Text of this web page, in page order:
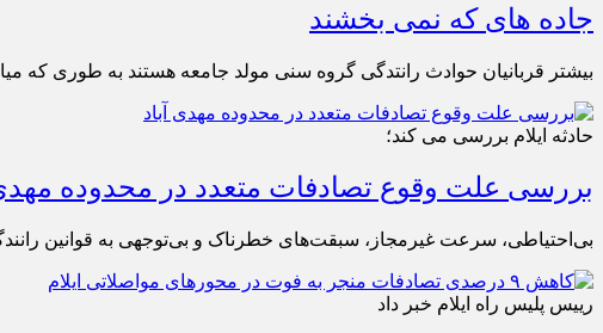
جاده های که نمی بخشند
بیشتر قربانیان حوادث رانتدگی گروه سنی مولد جامعه هستند به طوری که میانگین سنی
حادثه ایلام بررسی می کند؛
بررسی علت وقوع تصادفات متعدد در محدوده مهدی
بی‌احتیاطی، سرعت غیرمجاز، سبقت‌های خطرناک و بی‌توجهی به قوانین
رییس پلیس راه ایلام خبر داد